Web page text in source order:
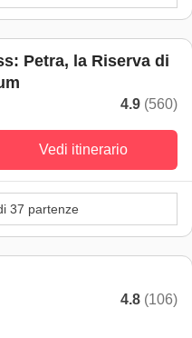
Petra, la Riserva di
4.9 (560)
Vedi itinerario
37 partenze
4.8 (106)